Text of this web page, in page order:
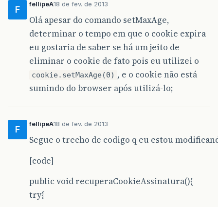
F
fellipeA18 de fev. de 2013
Olá apesar do comando setMaxAge,
determinar o tempo em que o cookie expira
eu gostaria de saber se há um jeito de
eliminar o cookie de fato pois eu utilizei o
cookie.setMaxAge(0) , e o cookie não está
sumindo do browser após utilizá-lo;
F
fellipeA18 de fev. de 2013
Segue o trecho de codigo q eu estou
[code]
public void recuperaCookieAssinatura(){
try{